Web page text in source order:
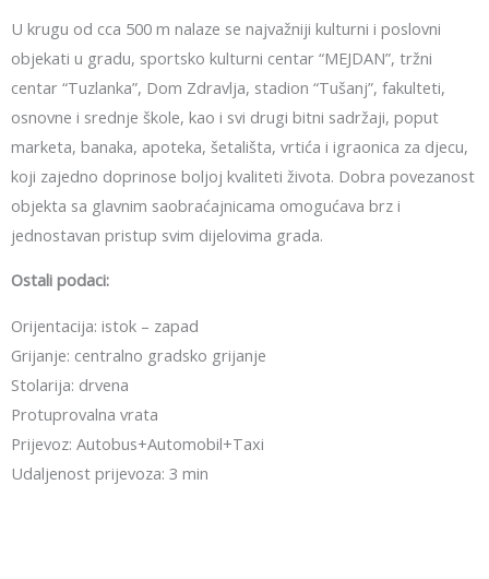
U krugu od cca 500 m nalaze se najvažniji kulturni i poslovni
objekati u gradu, sportsko kulturni centar “MEJDAN”, tržni
centar “Tuzlanka”, Dom Zdravlja, stadion “Tušanj”, fakulteti,
osnovne i srednje škole, kao i svi drugi bitni sadržaji, poput
marketa, banaka, apoteka, šetališta, vrtića i igraonica za djecu,
koji zajedno doprinose boljoj kvaliteti života. Dobra povezanost
objekta sa glavnim saobraćajnicama omogućava brz i
jednostavan pristup svim dijelovima grada.
Ostali podaci:
Orijentacija: istok – zapad
Grijanje: centralno gradsko grijanje
Stolarija: drvena
Protuprovalna vrata
Prijevoz: Autobus+Automobil+Taxi
Udaljenost prijevoza: 3 min